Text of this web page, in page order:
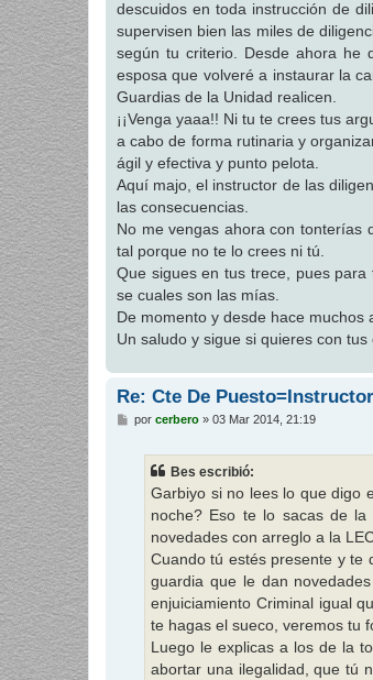
a
j
e
descuidos en toda instrucción de
supervisen bien las miles de
según tu criterio. Desde ahora he
esposa que volveré a instaurar la
Guardias de la Unidad realicen.
¡¡Venga yaaa!! Ni tu te crees tus
a cabo de forma rutinaria y
ágil y efectiva y punto pelota.
Aquí majo, el instructor de las
las consecuencias.
No me vengas ahora con tonterías
tal porque no te lo crees ni tú.
Que sigues en tus trece, pues
se cuales son las mías.
De momento y desde hace
Un saludo y sigue si quieres con tus
Re: Cte De
M
por cerbero» 03 Mar 2014, 21:19
Bes escribió:
Garbiyo si no lees lo que digo
noche? Eso te lo sacas de la
novedades con arreglo a la
Cuando tú estés presente y te
guardia que le dan
enjuiciamiento Criminal igual
te hagas el sueco, veremos tu
Luego le explicas a los de la
abortar una ilegalidad, que tú